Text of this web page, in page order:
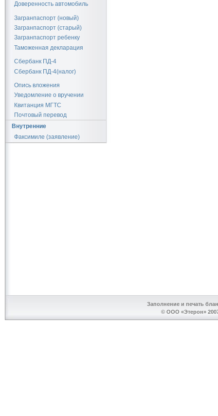
Доверенность автомобиль
Загранпаспорт (новый)
Загранпаспорт (старый)
Загранпаспорт ребенку
Таможенная декларация
Сбербанк ПД-4
Сбербанк ПД-4(налог)
Опись вложения
Уведомление о вручении
Квитанция МГТС
Почтовый перевод
Внутренние
Факсимиле (заявление)
Заполнение и печать
© ООО «Этерон»